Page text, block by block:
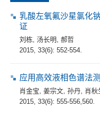
乳酸左氧氟沙星氯化
证
刘栋 汤长明
郝哲
2015, 33(6): 552-554.
应用高效液相色谱法
肖金宝 姜宗文 孙丹 肖秋
2015, 33(6): 555-556,560.